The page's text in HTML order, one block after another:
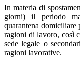
In materia di
giorni) il periodo
quarantena domiciliare
ragioni di lavoro, così
sede legale o
ragioni lavorative.